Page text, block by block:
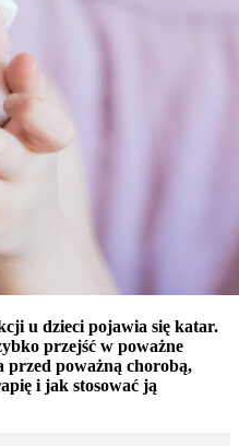
u dzieci pojawia się katar.
przejść w poważne
przed poważną chorobą,
i jak stosować ją